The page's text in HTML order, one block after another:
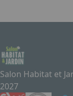
Salon Habitat et
2027